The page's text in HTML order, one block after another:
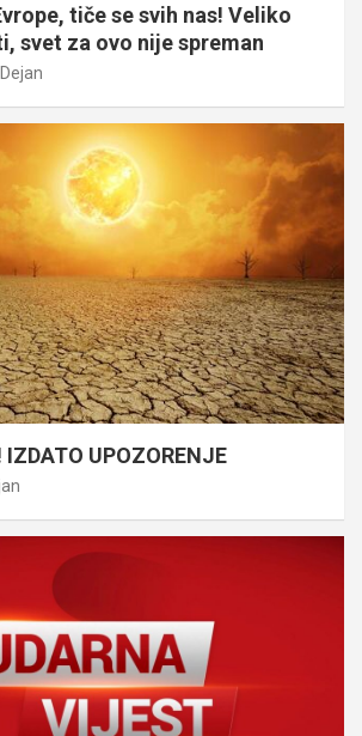
tiče se svih nas! Veliko
svet za ovo nije spreman
Dejan
IZDATO UPOZORENJE